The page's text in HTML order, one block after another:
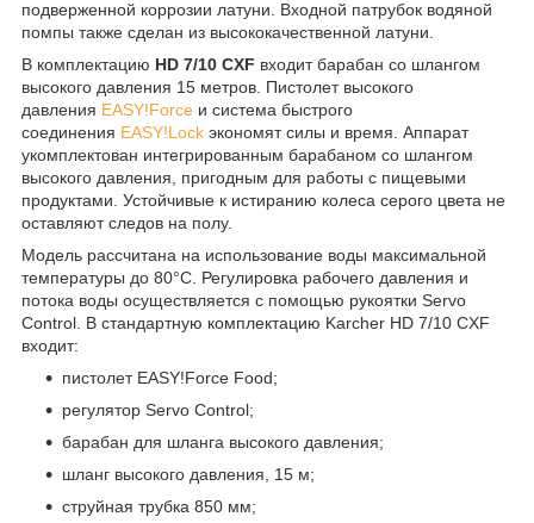
подверженной коррозии латуни. Входной патрубок водяной
помпы также сделан из высококачественной латуни.
В комплектацию HD 7/10 CXF входит барабан со шлангом
высокого давления 15 метров. Пистолет высокого
давления EASY!Force и система быстрого
соединения EASY!Lock экономят силы и время. Аппарат
укомплектован интегрированным барабаном со шлангом
высокого давления, пригодным для работы с пищевыми
продуктами. Устойчивые к истиранию колеса серого цвета не
оставляют следов на полу.
Модель рассчитана на использование воды максимальной
температуры до 80°C. Регулировка рабочего давления и
потока воды осуществляется с помощью рукоятки Servo
Control. В стандартную комплектацию Karcher HD 7/10 CXF
входит:
пистолет EASY!Force Food;
регулятор Servo Control;
барабан для шланга высокого давления;
шланг высокого давления, 15 м;
струйная трубка 850 мм;